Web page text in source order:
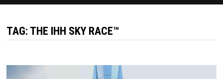
TAG: THE IHH SKY RACE™